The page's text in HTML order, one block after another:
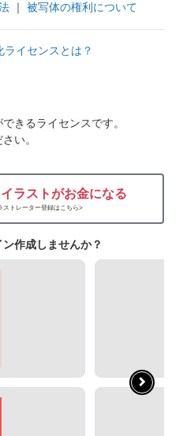
｜ 被写体の権利について
ライセンスとは？
きるライセンスです。
い。
ラストがお金になる
ストレーター登録はこちら>
作成しませんか？